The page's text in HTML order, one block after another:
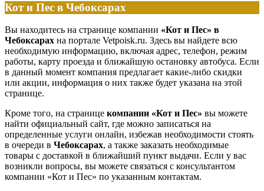
Кот и Пес в Чебоксарах
Вы находитесь на странице компании «Кот и Пес» в
Чебоксарах на портале Vetpoisk.ru. Здесь вы найдете всю
необходимую информацию, включая адрес, телефон, режим
работы, карту проезда и ближайшую остановку автобуса. Если
в данный момент компания предлагает какие-либо скидки
или акции, информация о них также будет указана на этой
странице.
Кроме того, на странице компании «Кот и Пес» вы можете
найти официальный сайт, где можно записаться на
определенные услуги онлайн, избежав необходимости стоять
в очереди в Чебоксарах, а также заказать необходимые
товары с доставкой в ближайший пункт выдачи. Если у вас
возникли вопросы, вы можете связаться с консультантом
компании «Кот и Пес» по указанным контактам.